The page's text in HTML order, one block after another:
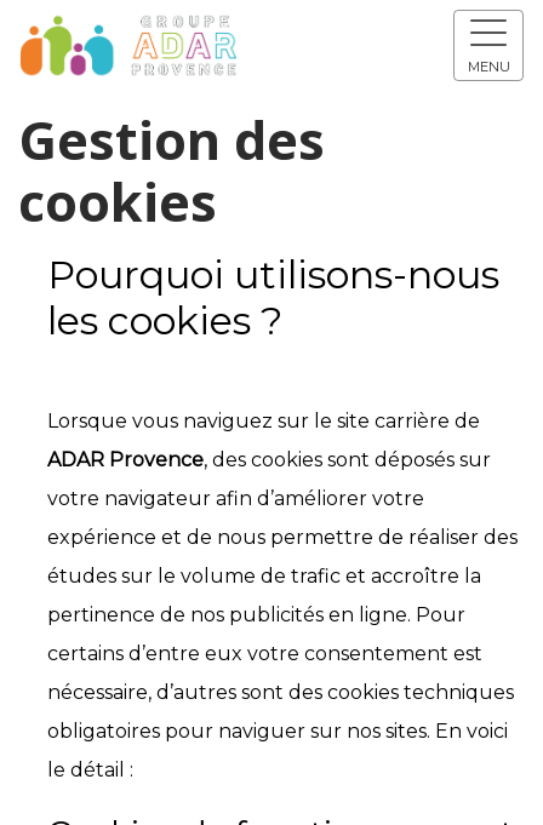
MENU
Gestion des
cookies
Pourquoi utilisons-nous
les cookies ?
Lorsque vous naviguez sur le site carrière de
ADAR Provence, des cookies sont déposés sur
votre navigateur afin d’améliorer votre
expérience et de nous permettre de réaliser des
études sur le volume de trafic et accroître la
pertinence de nos publicités en ligne. Pour
certains d’entre eux votre consentement est
nécessaire, d’autres sont des cookies techniques
obligatoires pour naviguer sur nos sites. En voici
le détail :